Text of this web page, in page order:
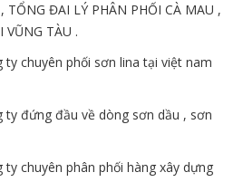
TỔNG ĐAI LÝ PHÂN PHỐI CÀ MAU ,
VŨNG TÀU .
ty chuyên phối sơn lina tại việt nam
ty đứng đầu về dòng sơn dầu , sơn
ty chuyên phân phối hàng xây dựng